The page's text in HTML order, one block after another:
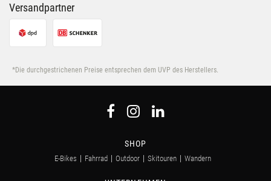
Versandpartner
*Die durchgestrichenen Preise entsprechen dem UVP des Herstellers.
SHOP
E-Bikes Fahrrad Outdoor Skitouren Wandern